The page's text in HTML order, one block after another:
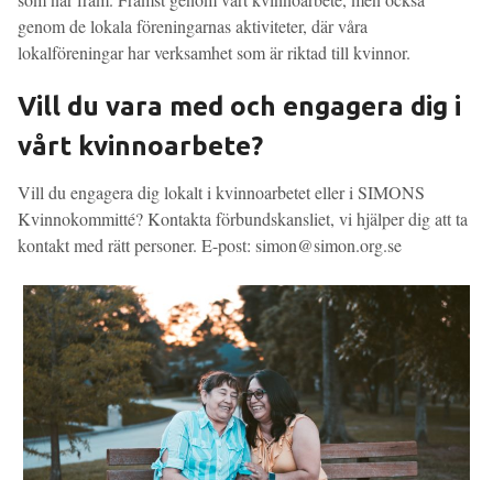
genom de lokala föreningarnas aktiviteter, där våra
lokalföreningar har verksamhet som är riktad till kvinnor.
Vill du vara med och engagera dig i
vårt kvinnoarbete?
Vill du engagera dig lokalt i kvinnoarbetet eller i SIMONS
Kvinnokommitté? Kontakta förbundskansliet, vi hjälper dig att ta
kontakt med rätt personer. E-post: simon@simon.org.se